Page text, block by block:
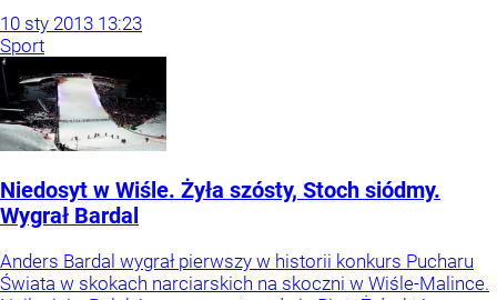
10 sty 2013 13:23
Sport
Niedosyt w Wiśle. Żyła szósty, Stoch siódmy.
Wygrał Bardal
Anders Bardal wygrał pierwszy w historii konkurs Pucharu
Świata w skokach narciarskich na skoczni w Wiśle-Malince.